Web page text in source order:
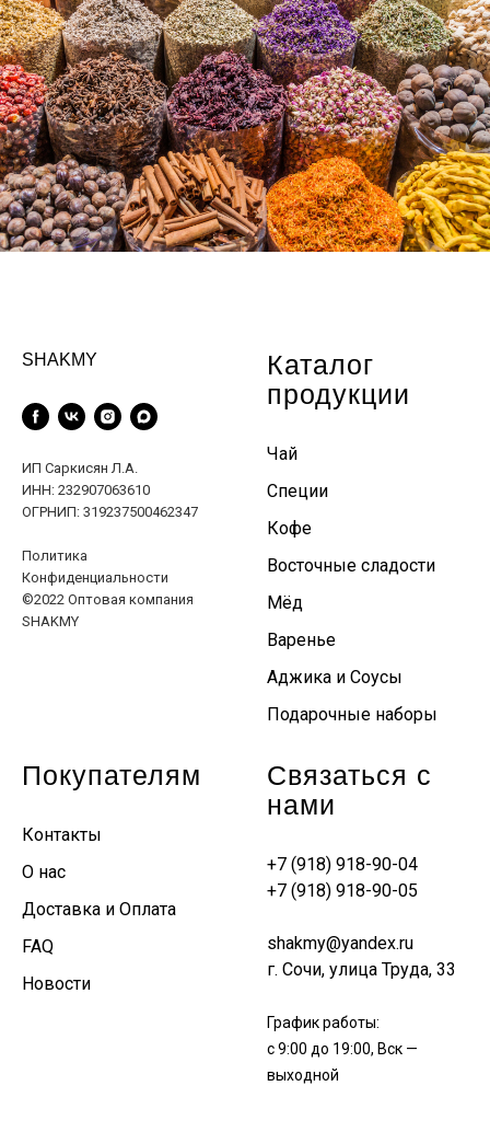
SHAKMY
ИП Саркисян Л.А.
ИНН: 232907063610
ОГРНИП: 319237500462347
Политика
Конфиденциальности
©2022 Оптовая компания
SHAKMY
Каталог
продукции
Чай
Специи
Кофе
Восточные сладости
Мёд
Варенье
Аджика и Соусы
Подарочные наборы
Покупателям
Контакты
О нас
Доставка и Оплата
FAQ
Новости
Связаться с
нами
+7 (918) 918-90-04
+7 (918) 918-90-05
shakmy@yandex.ru
г. Сочи, улица Труда, 33
График работы:
с 9:00 до 19:00, Вск —
выходной